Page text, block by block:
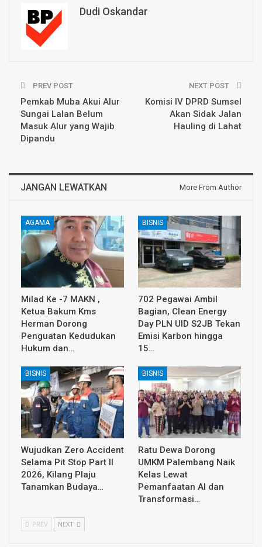
Dudi Oskandar
PREV POST
Pemkab Muba Akui Alur
Sungai Lalan Belum
Masuk Alur yang Wajib
Dipandu
NEXT POST
Komisi IV DPRD Sumsel
Akan Sidak Jalan
Hauling di Lahat
JANGAN LEWATKAN More From Author
AGAMA
Milad Ke -7 MAKN ,
Ketua Bakum Kms
Herman Dorong
Penguatan Kedudukan
Hukum dan…
BISNIS
702 Pegawai Ambil
Bagian, Clean Energy
Day PLN UID S2JB Tekan
Emisi Karbon hingga
15…
BISNIS
Wujudkan Zero Accident
Selama Pit Stop Part II
2026, Kilang Plaju
Tanamkan Budaya…
BISNIS
Ratu Dewa Dorong
UMKM Palembang Naik
Kelas Lewat
Pemanfaatan AI dan
Transformasi…
PREV NEXT